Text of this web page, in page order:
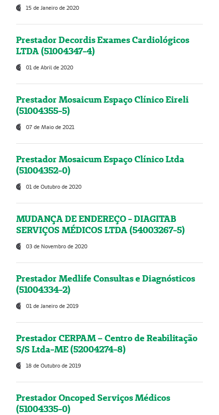
15 de Janeiro de 2020
Prestador Decordis Exames Cardiológicos
LTDA (51004347-4)
01 de Abril de 2020
Prestador Mosaicum Espaço Clínico Eireli
(51004355-5)
07 de Maio de 2021
Prestador Mosaicum Espaço Clínico Ltda
(51004352-0)
01 de Outubro de 2020
MUDANÇA DE ENDEREÇO - DIAGITAB
SERVIÇOS MÉDICOS LTDA (54003267-5)
03 de Novembro de 2020
Prestador Medlife Consultas e Diagnósticos
(51004334-2)
01 de Janeiro de 2019
Prestador CERPAM – Centro de Reabilitação
S/S Ltda-ME (52004274-8)
18 de Outubro de 2019
Prestador Oncoped Serviços Médicos
(51004335-0)